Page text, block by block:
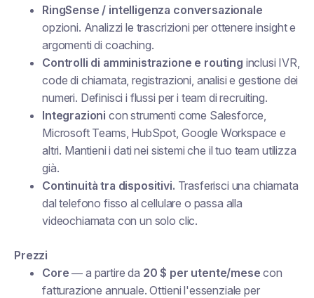
RingSense / intelligenza conversazionale
opzioni. Analizzi le trascrizioni per ottenere insight e
argomenti di coaching.
Controlli di amministrazione e routing inclusi IVR,
code di chiamata, registrazioni, analisi e gestione dei
numeri. Definisci i flussi per i team di recruiting.
Integrazioni con strumenti come Salesforce,
Microsoft Teams, HubSpot, Google Workspace e
altri. Mantieni i dati nei sistemi che il tuo team utilizza
già.
Continuità tra dispositivi. Trasferisci una chiamata
dal telefono fisso al cellulare o passa alla
videochiamata con un solo clic.
Prezzi
Core — a partire da 20 $ per utente/mese con
fatturazione annuale. Ottieni l'essenziale per